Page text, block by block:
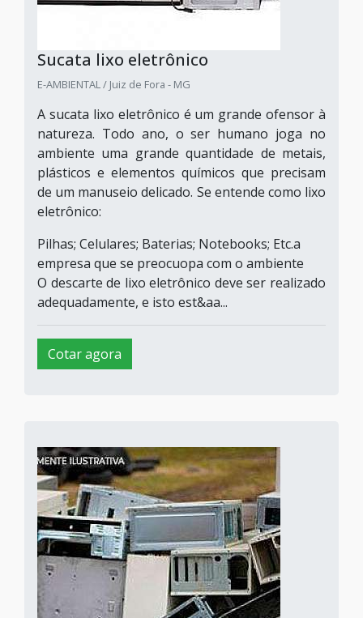
Sucata lixo eletrônico
E-AMBIENTAL / Juiz de Fora - MG
A sucata lixo eletrônico é um grande ofensor à
natureza. Todo ano, o ser humano joga no
ambiente uma grande quantidade de metais,
plásticos e elementos químicos que precisam
de um manuseio delicado. Se entende como lixo
eletrônico:
Pilhas; Celulares; Baterias; Notebooks; Etc.a
empresa que se preocuopa com o ambiente
O descarte de lixo eletrônico deve ser realizado
adequadamente, e isto est&aa...
Cotar agora